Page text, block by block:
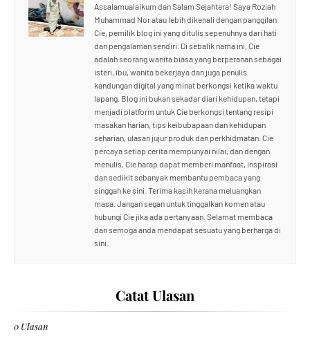
Assalamualaikum dan Salam Sejahtera! Saya Roziah
Muhammad Nor atau lebih dikenali dengan panggilan
Cie, pemilik blog ini yang ditulis sepenuhnya dari hati
dan pengalaman sendiri. Di sebalik nama ini, Cie
adalah seorang wanita biasa yang berperanan sebagai
isteri, ibu, wanita bekerjaya dan juga penulis
kandungan digital yang minat berkongsi ketika waktu
lapang. Blog ini bukan sekadar diari kehidupan, tetapi
menjadi platform untuk Cie berkongsi tentang resipi
masakan harian, tips keibubapaan dan kehidupan
seharian, ulasan jujur produk dan perkhidmatan. Cie
percaya setiap cerita mempunyai nilai, dan dengan
menulis, Cie harap dapat memberi manfaat, inspirasi
dan sedikit sebanyak membantu pembaca yang
singgah ke sini. Terima kasih kerana meluangkan
masa. Jangan segan untuk tinggalkan komen atau
hubungi Cie jika ada pertanyaan. Selamat membaca
dan semoga anda mendapat sesuatu yang berharga di
sini.
Catat Ulasan
0 Ulasan